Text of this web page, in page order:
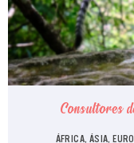
Consultores
ÁFRICA, ÁSIA,